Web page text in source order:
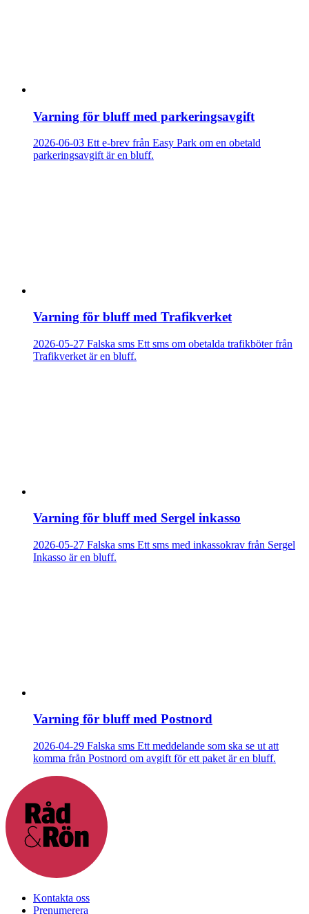
Varning för bluff med parkeringsavgift
2026-06-03 Ett e-brev från Easy Park om en obetald
parkeringsavgift är en bluff.
Varning för bluff med Trafikverket
2026-05-27 Falska sms Ett sms om obetalda trafikböter från
Trafikverket är en bluff.
Varning för bluff med Sergel inkasso
2026-05-27 Falska sms Ett sms med inkassokrav från Sergel
Inkasso är en bluff.
Varning för bluff med Postnord
2026-04-29 Falska sms Ett meddelande som ska se ut att
komma från Postnord om avgift för ett paket är en bluff.
Kontakta oss
Prenumerera